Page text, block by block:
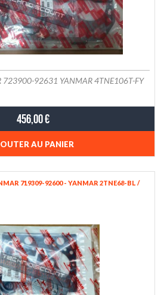
723900-92631 YANMAR 4TNE106T-FY
456,00 €
AU PANIER
719309-92600 - YANMAR 2TNE68-BL /